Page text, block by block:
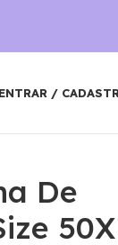
ENTRAR /
De